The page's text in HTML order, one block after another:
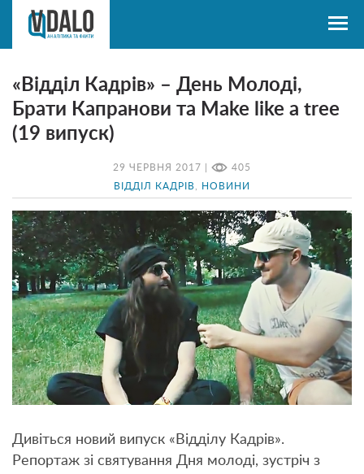
29 ЧЕРВНЯ 2017 | 405
ВІДДІЛ КАДРІВ НОВИНИ
«Відділ Кадрів» – День Молоді,
Брати Капранови та Make like a tree
(19 випуск)
Дивіться новий випуск «Відділу Кадрів».
Репортаж зі святування Дня молоді, зустріч з